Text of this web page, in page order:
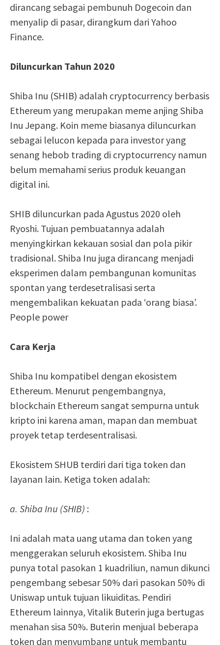
dirancang sebagai pembunuh Dogecoin dan
menyalip di pasar, dirangkum dari Yahoo
Finance.
Diluncurkan Tahun 2020
Shiba Inu (SHIB) adalah cryptocurrency berbasis
Ethereum yang merupakan meme anjing Shiba
Inu Jepang. Koin meme biasanya diluncurkan
sebagai lelucon kepada para investor yang
senang hebob trading di cryptocurrency namun
belum memahami serius produk keuangan
digital ini.
SHIB diluncurkan pada Agustus 2020 oleh
Ryoshi. Tujuan pembuatannya adalah
menyingkirkan kekauan sosial dan pola pikir
tradisional. Shiba Inu juga dirancang menjadi
eksperimen dalam pembangunan komunitas
spontan yang terdesetralisasi serta
mengembalikan kekuatan pada ‘orang biasa’.
People power
Cara Kerja
Shiba Inu kompatibel dengan ekosistem
Ethereum. Menurut pengembangnya,
blockchain Ethereum sangat sempurna untuk
kripto ini karena aman, mapan dan membuat
proyek tetap terdesentralisasi.
Ekosistem SHUB terdiri dari tiga token dan
layanan lain. Ketiga token adalah:
a. Shiba Inu (SHIB) :
Ini adalah mata uang utama dan token yang
menggerakan seluruh ekosistem. Shiba Inu
punya total pasokan 1 kuadriliun, namun dikunci
pengembang sebesar 50% dari pasokan 50% di
Uniswap untuk tujuan likuiditas. Pendiri
Ethereum lainnya, Vitalik Buterin juga bertugas
menahan sisa 50%. Buterin menjual beberapa
token dan menyumbang untuk membantu